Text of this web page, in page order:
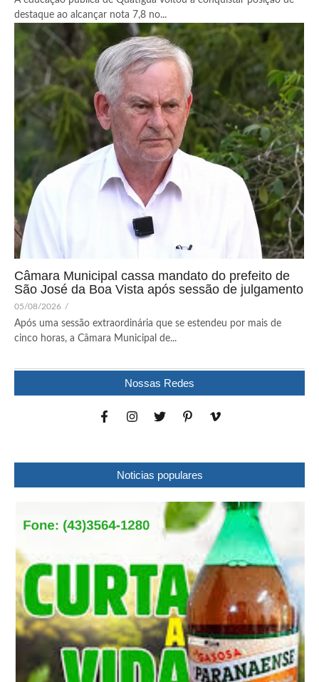
destaque ao alcançar nota 7,8 no...
Câmara Municipal cassa mandato do prefeito de
São José da Boa Vista após sessão de julgamento
05/08/2026 /
Após uma sessão extraordinária que se estendeu por mais de
cinco horas, a Câmara Municipal de...
Nossas Redes
Noticias populares